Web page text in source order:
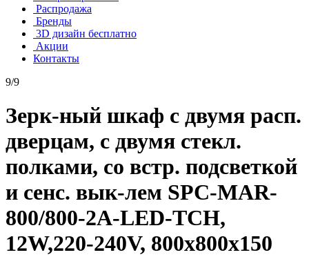
Распродажа
Бренды
3D дизайн бесплатно
Акции
Контакты
9/9
Зерк-ный шкаф с двумя расп.
дверцам, с двумя стекл.
полками, со встр. подсветкой
и сенс. вык-лем SPC-MAR-
800/800-2A-LED-TCH,
12W,220-240V, 800x800x150